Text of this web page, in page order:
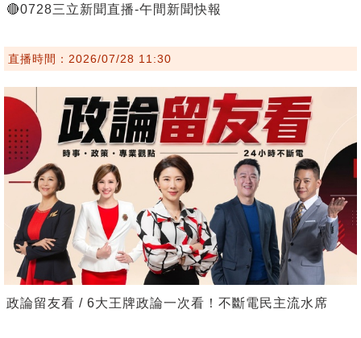
🔴0728三立新聞直播-午間新聞快報
直播時間：2026/07/28 11:30
政論留友看 / 6大王牌政論一次看！不斷電民主流水席